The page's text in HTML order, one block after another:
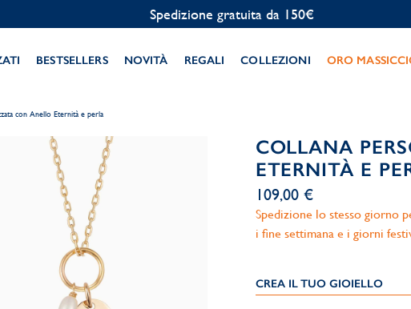
Personalizzazione gratuita
BESTSELLERS NOVITÀ REGALI COLLEZIONI ORO
con Anello Eternità e perla
COLLANA
ETERNITÀ E
109,00 €
Spedizione lo stesso giorno
i fine settimana e i giorni
CREA IL TUO GIOIELLO